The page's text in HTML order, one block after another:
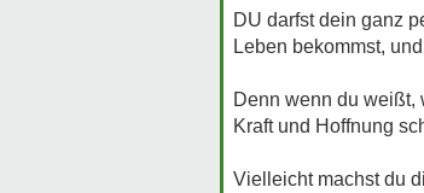
DU darfst dein ganz
Leben bekommst,
Denn wenn du weißt,
Kraft und Hoffnung
Vielleicht machst du